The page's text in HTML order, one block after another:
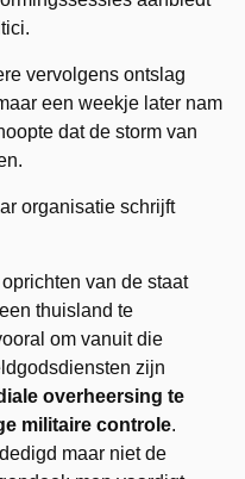
vervolgens ontslag
een weekje later nam
dat de storm van
organisatie schrijft
van de staat
thuisland te
om vanuit die
zijn
overheersing te
militaire controle.
maar niet de